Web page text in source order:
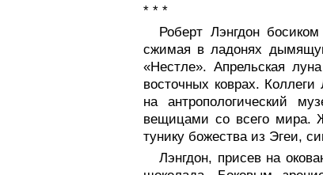
* * *
Роберт Лэнгдон
сжимая в ладонях
«Нестле». Апрельская
восточных коврах.
на антропологический
вещицами со всего мира.
тунику божества из Эгеи,
Лэнгдон, присев на